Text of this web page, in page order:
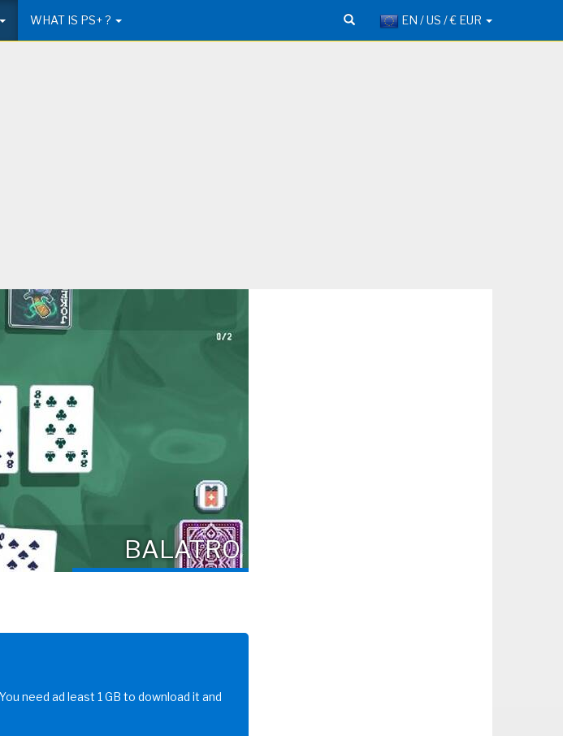
WHAT IS PS+ ? EN / US / € EUR
BALATRO
need ad least 1 GB to download it and